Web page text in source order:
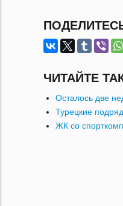
ЧИТАЙТЕ
Осталось две
Турецкие
ЖК со